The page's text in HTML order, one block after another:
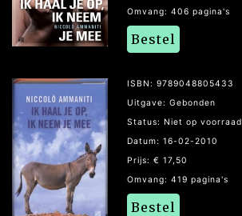
Omvang: 406 pagina's
Bestel
ISBN: 9789048805433
Uitgave: Gebonden
Status: Niet op voorraad
Datum: 16-02-2010
Prijs: € 17,50
Omvang: 419 pagina's
Bestel